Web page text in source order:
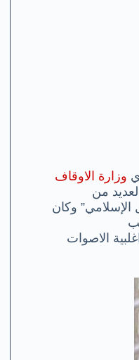
وزارة الاوقاف
اصدر العديد من
وكان
الاصوات